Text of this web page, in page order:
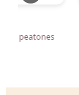
de peatones